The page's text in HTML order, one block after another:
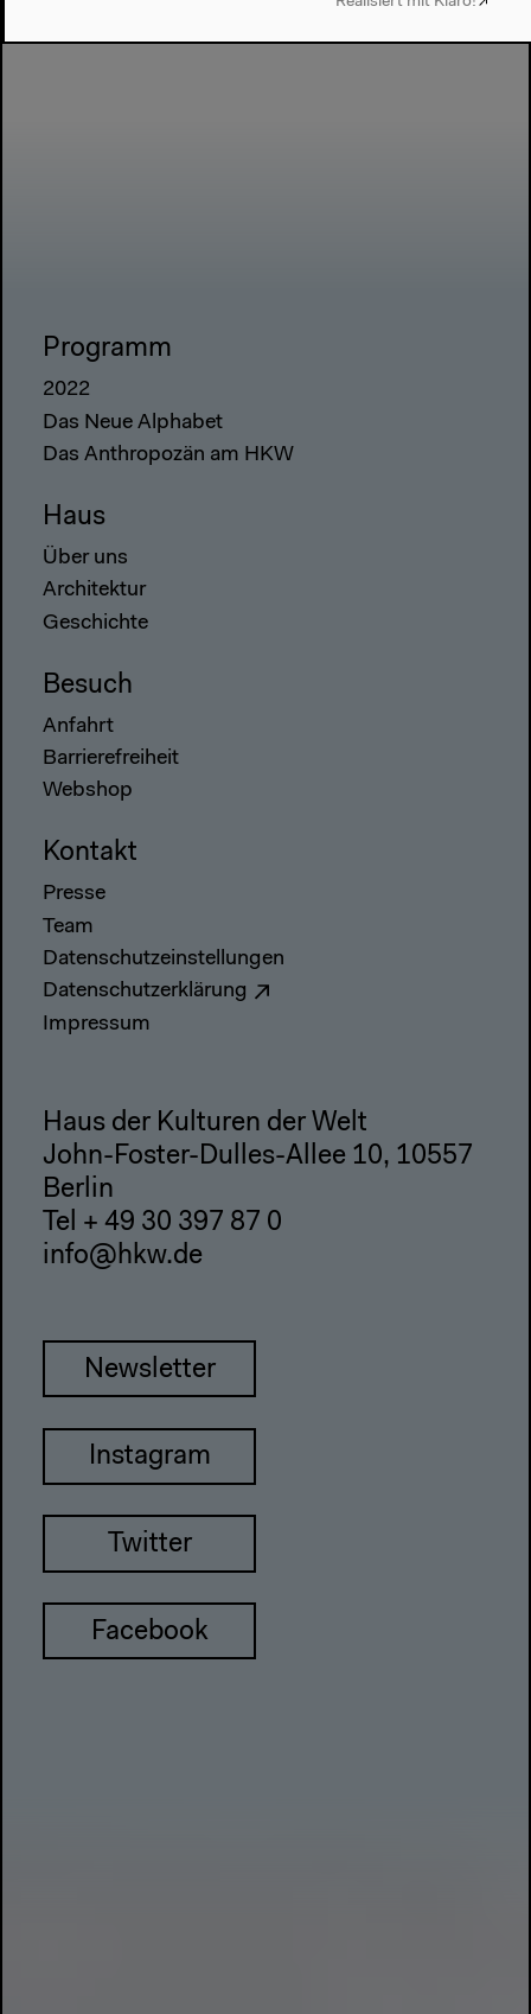
Programm
2022
Das Neue Alphabet
Das Anthropozän am HKW
Haus
Über uns
Architektur
Geschichte
Besuch
Anfahrt
Barrierefreiheit
Webshop
Kontakt
Presse
Team
Datenschutzeinstellungen
Datenschutzerklärung
Impressum
Haus der Kulturen der Welt
John-Foster-Dulles-Allee 10, 10557
Berlin
Tel + 49 30 397 87 0
info@hkw.de
Newsletter
Instagram
Twitter
Facebook